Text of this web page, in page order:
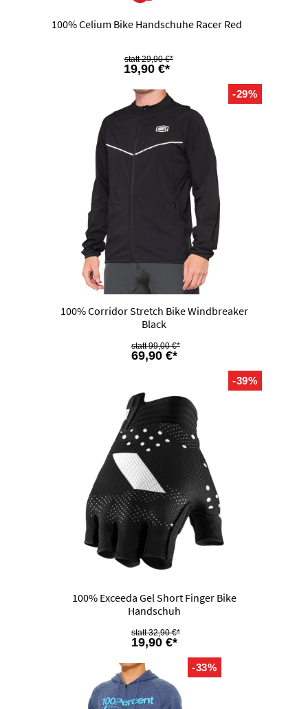
100% Celium Bike Handschuhe Racer Red
19,90 €*
29,90 €*
-29%
100% Corridor Stretch Bike Windbreaker
Black
69,90 €*
99,00 €*
-39%
100% Exceeda Gel Short Finger Bike
Handschuh
19,90 €*
32,90 €*
-33%